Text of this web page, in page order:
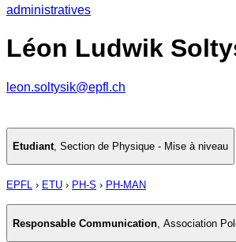
administratives
Léon Ludwik
leon.soltysik@epfl.ch
Etudiant, Section de Physique - Mise à niveau
EPFL › ETU › PH-S › PH-MAN
Responsable Communication Association